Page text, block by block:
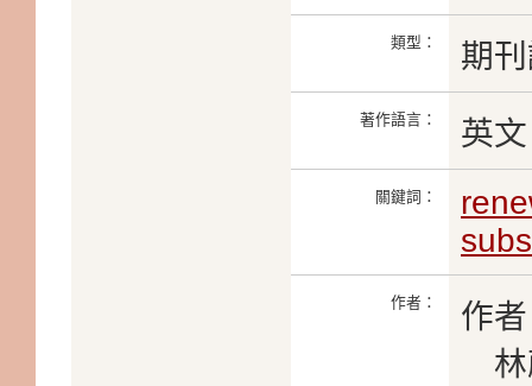
類型： 期
著作語言： 英文
關鍵詞：
作者：
作
林